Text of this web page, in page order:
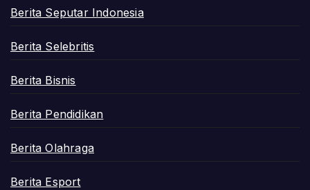
Berita Seputar Indonesia
Berita Selebritis
Berita Bisnis
Berita Pendidikan
Berita Olahraga
Berita Esport